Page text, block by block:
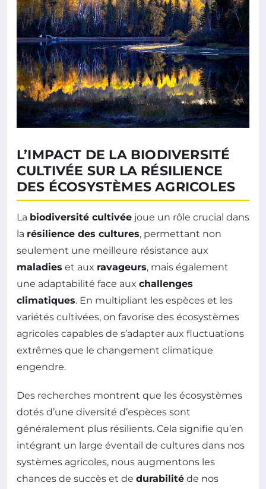
L’IMPACT DE LA BIODIVERSITÉ
CULTIVÉE SUR LA RÉSILIENCE
DES ÉCOSYSTÈMES AGRICOLES
La biodiversité cultivée joue un rôle crucial dans
la résilience des cultures, permettant non
seulement une meilleure résistance aux
maladies et aux ravageurs, mais également
une adaptabilité face aux challenges
climatiques. En multipliant les espèces et les
variétés cultivées, on favorise des écosystèmes
agricoles capables de s’adapter aux fluctuations
extrêmes que le changement climatique
engendre.
Des recherches montrent que les écosystèmes
dotés d’une diversité d’espèces sont
généralement plus résilients. Cela signifie qu’en
intégrant un large éventail de cultures dans nos
systèmes agricoles, nous augmentons les
chances de succès et de durabilité de nos